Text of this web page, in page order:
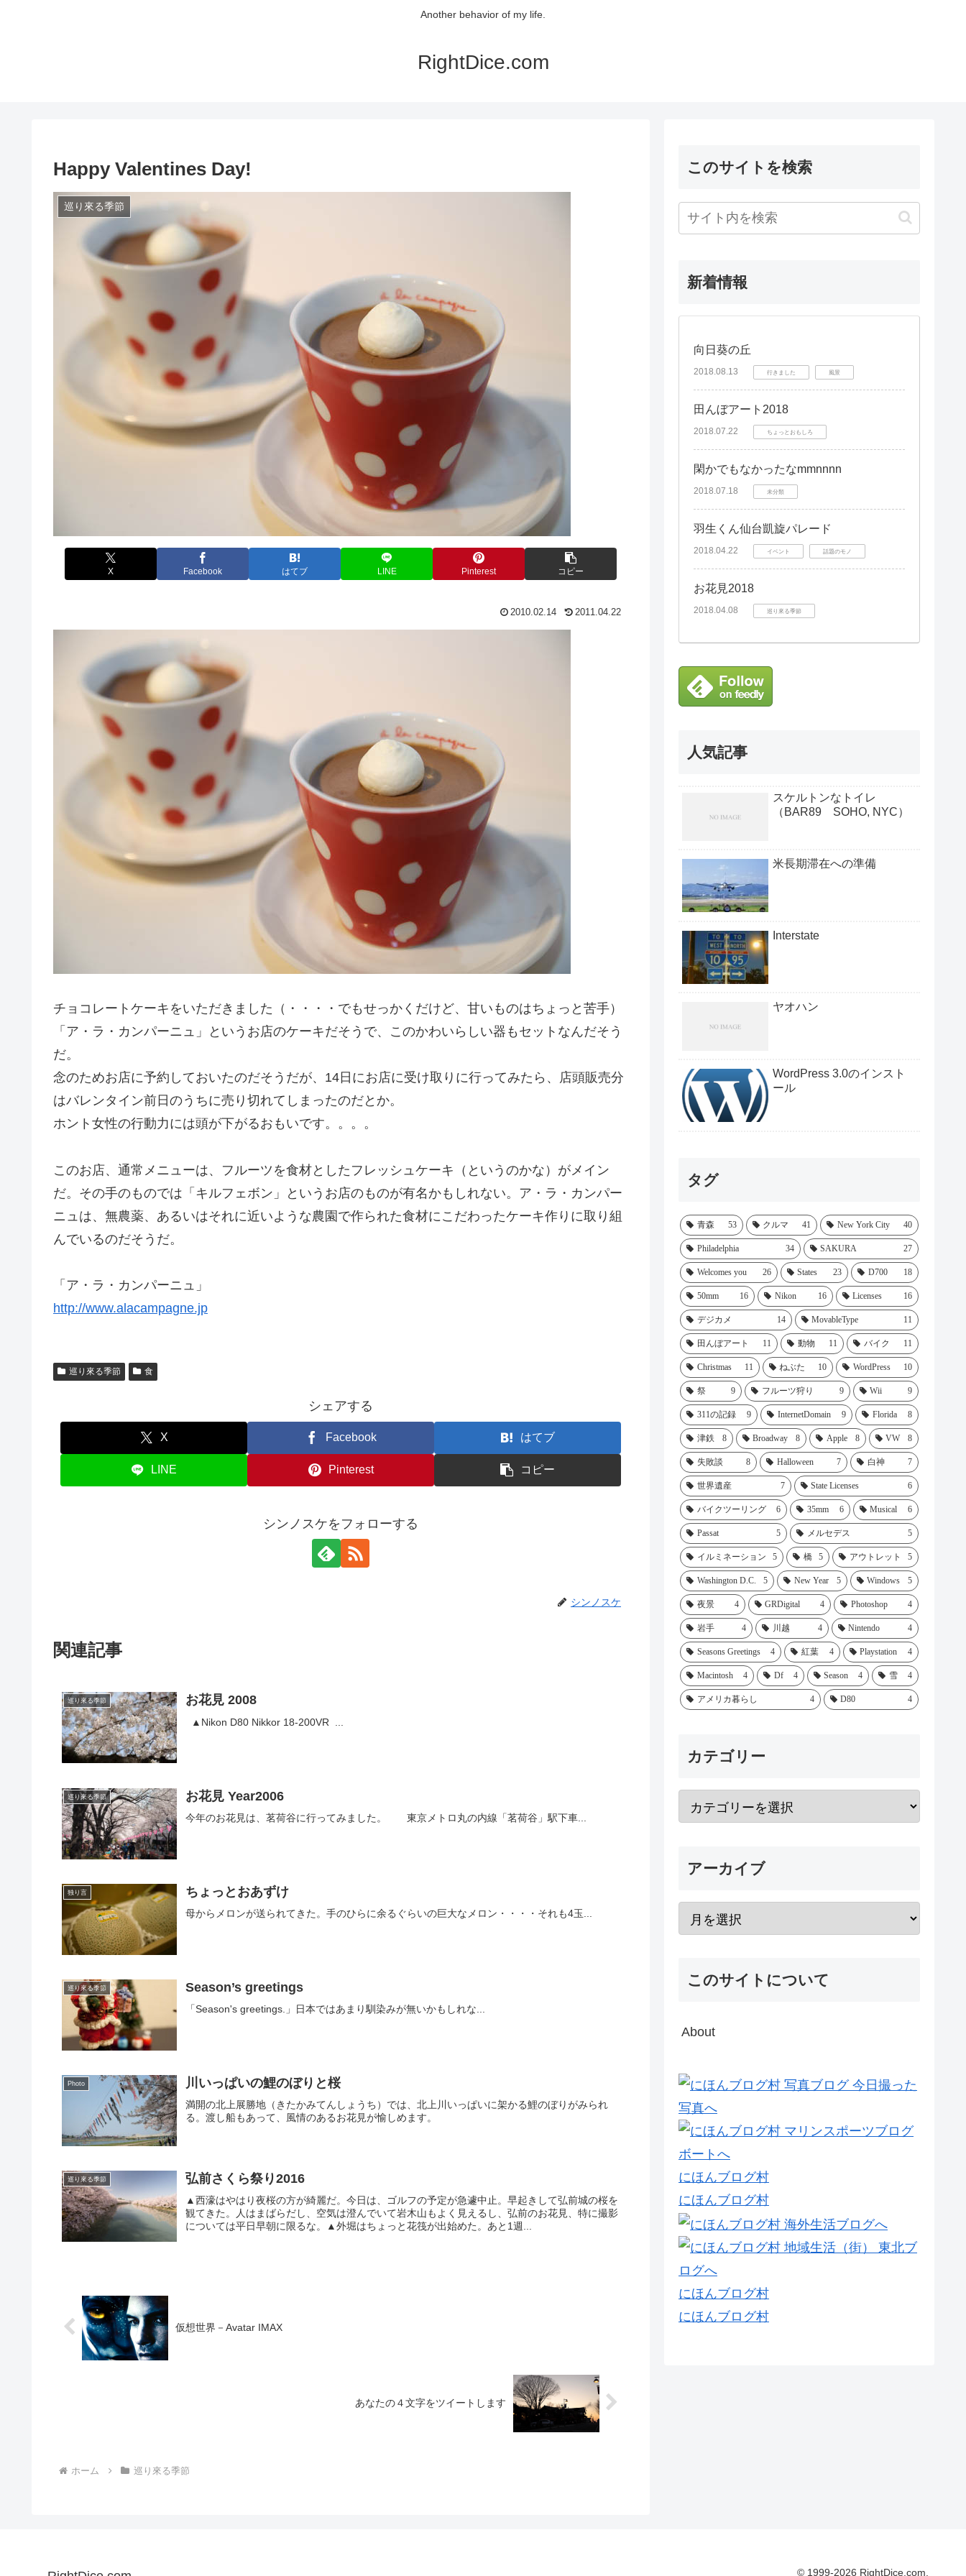
Another behavior of my life.
RightDice.com
Happy Valentines Day!
巡り來る季節
X Facebook はてブ LINE Pinterest コピー
2010.02.14 2011.04.22
チョコレートケーキをいただきました（・・・・でもせっかくだけど、甘いものはちょっと苦手）
「ア・ラ・カンパーニュ」というお店のケーキだそうで、このかわいらしい器もセットなんだそう
だ。
念のためお店に予約しておいたのだそうだが、14日にお店に受け取りに行ってみたら、店頭販売分
はバレンタイン前日のうちに売り切れてしまったのだとか。
ホント女性の行動力には頭が下がるおもいです。。。。
このお店、通常メニューは、フルーツを食材としたフレッシュケーキ（というのかな）がメイン
だ。その手のものでは「キルフェボン」というお店のものが有名かもしれない。ア・ラ・カンパー
ニュは、無農薬、あるいはそれに近いような農園で作られた食材にこだわったケーキ作りに取り組
んでいるのだそうだ。
「ア・ラ・カンパーニュ」
http://www.alacampagne.jp
巡り來る季節 食
シェアする
X Facebook はてブ
LINE Pinterest コピー
シンノスケをフォローする
シンノスケ
関連記事
巡り來る季節 お花見 2008
▲Nikon D80 Nikkor 18-200VR ...
巡り來る季節 お花見 Year2006
今年のお花見は、茗荷谷に行ってみました。 東京メトロ丸の内線「茗荷谷」駅下車...
独り言 ちょっとおあずけ
母からメロンが送られてきた。手のひらに余るぐらいの巨大なメロン・・・・それも4玉...
巡り來る季節 Season’s greetings
「Season's greetings.」日本ではあまり馴染みが無いかもしれな...
Photo 川いっぱいの鯉のぼりと桜
満開の北上展勝地（きたかみてんしょうち）では、北上川いっぱいに架かる鯉のぼりがみられ
る。渡し船もあって、風情のあるお花見が愉しめます。
巡り來る季節 弘前さくら祭り2016
▲西濠はやはり夜桜の方が綺麗だ。今日は、ゴルフの予定が急遽中止。早起きして弘前城の桜を
観てきた。人はまばらだし、空気は澄んでいて岩木山もよく見えるし、弘前のお花見、特に撮影
については平日早朝に限るな。▲外堀はちょっと花筏が出始めた。あと1週...
仮想世界－Avatar IMAX
あなたの４文字をツイートします
ホーム 巡り來る季節
このサイトを検索
新着情報
向日葵の丘
2018.08.13 行きました 風景
田んぼアート2018
2018.07.22 ちょっとおもしろ
閑かでもなかったなmmnnnn
2018.07.18 未分類
羽生くん仙台凱旋パレード
2018.04.22 イベント 話題のモノ
お花見2018
2018.04.08 巡り來る季節
人気記事
スケルトンなトイレ
（BAR89 SOHO, NYC）
米長期滞在への準備
Interstate
ヤオハン
WordPress 3.0のインスト
ール
タグ
青森 53 クルマ 41 New York City 40
Philadelphia 34 SAKURA 27
Welcomes you 26 States 23 D700 18
50mm 16 Nikon 16 Licenses 16
デジカメ 14 MovableType 11
田んぼアート 11 動物 11 バイク 11
Christmas 11 ねぶた 10 WordPress 10
祭 9 フルーツ狩り 9 Wii 9
311の記録 9 InternetDomain 9 Florida 8
津鉄 8 Broadway 8 Apple 8 VW 8
失敗談 8 Halloween 7 白神 7
世界遺産 7 State Licenses 6
バイクツーリング 6 35mm 6 Musical 6
Passat 5 メルセデス 5
イルミネーション 5 橋 5 アウトレット 5
Washington D.C. 5 New Year 5 Windows 5
夜景 4 GRDigital 4 Photoshop 4
岩手 4 川越 4 Nintendo 4
Seasons Greetings 4 紅葉 4 Playstation 4
Macintosh 4 Df 4 Season 4 雪 4
アメリカ暮らし 4 D80 4
カテゴリー
アーカイブ
このサイトについて
About
にほんブログ村
にほんブログ村
にほんブログ村
にほんブログ村
© 1999-2026 RightDice.com.